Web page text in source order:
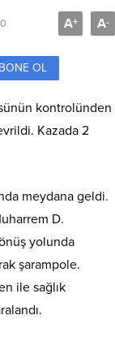
A+ A-
OL
kontrolünden
Kazada 2
meydana geldi.
D.
yolunda
şarampole.
ile sağlık